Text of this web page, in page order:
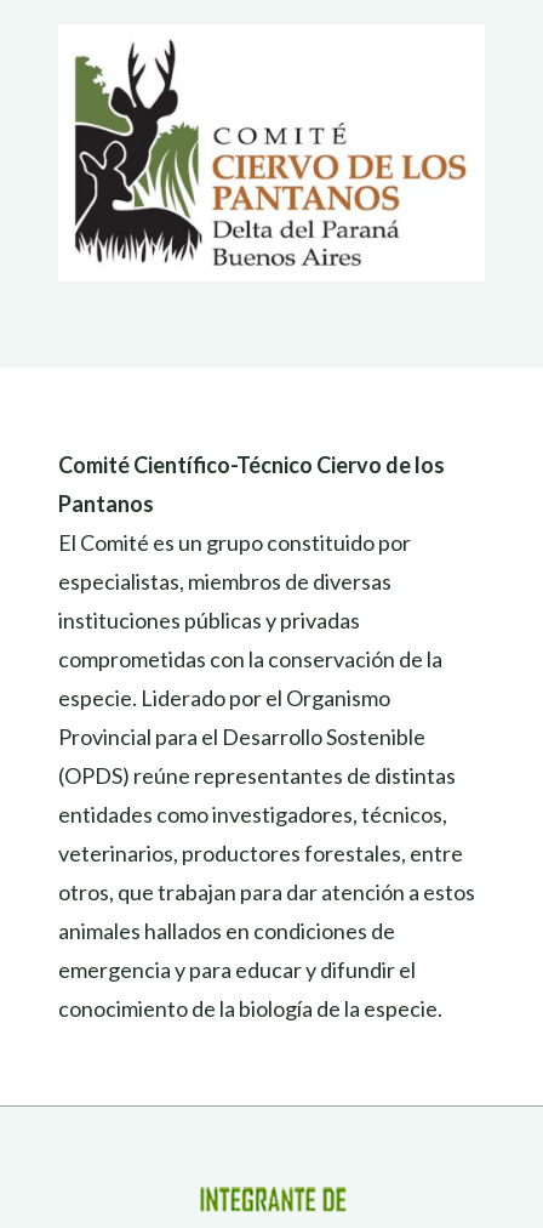
AYUDÁ A CONSERVAR EL CIERVO
Phasrutrum. Aenean imperdiet. Eti Etiam ultricies nisi vel
¡EN AGADECIMIENTO, PODRÁS VISITAR EL BIOPARQUE
COLABORÁ
A SUMARTE A NUESTRO
Comité Científico-Técnico Ciervo de los
Pantanos
El Comité es un grupo constituido por
especialistas, miembros de diversas
instituciones públicas y privadas
comprometidas con la conservación de la
especie. Liderado por el Organismo
Provincial para el Desarrollo Sostenible
(OPDS) reúne representantes de distintas
entidades como investigadores, técnicos,
veterinarios, productores forestales, entre
otros, que trabajan para dar atención a estos
animales hallados en condiciones de
emergencia y para educar y difundir el
conocimiento de la biología de la especie.